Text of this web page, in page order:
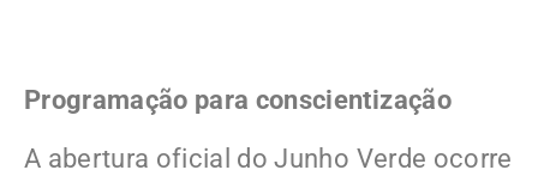
Programação para conscientização
A abertura oficial do Junho Verde ocorre